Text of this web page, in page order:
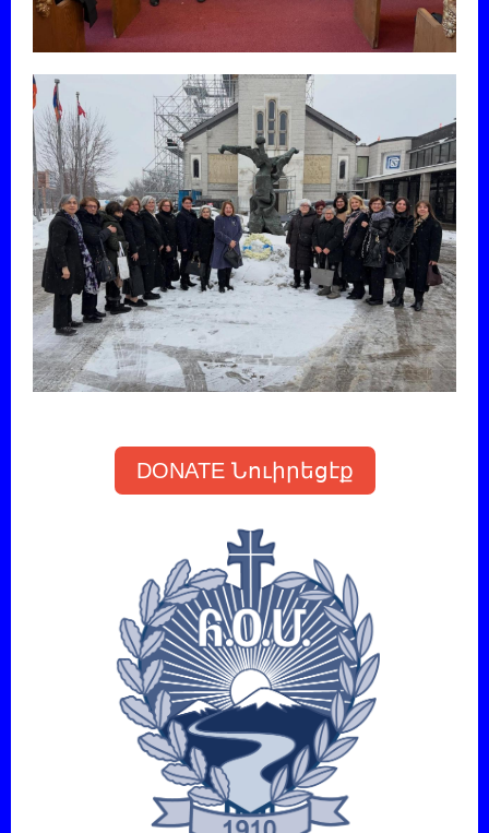
DONATE Նուիրեցէք